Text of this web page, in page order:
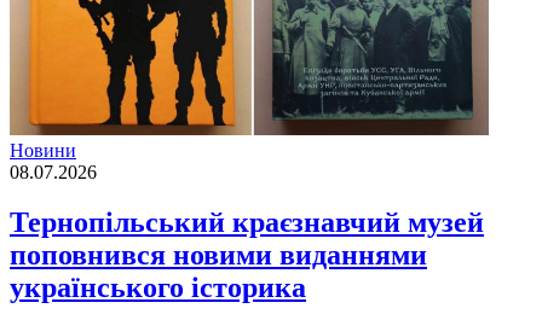
Новини
08.07.2026
Тернопільський краєзнавчий музей
поповнився новими виданнями
українського історика